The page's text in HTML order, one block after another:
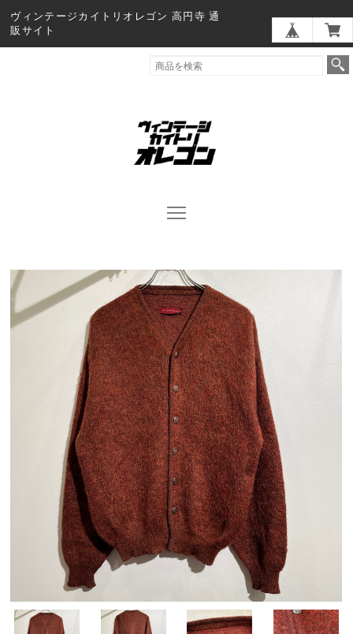
ヴィンテージカイトリオレゴン 高円寺 通
販サイト